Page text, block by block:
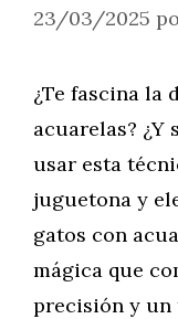
23/03/2025
¿Te fascina la
acuarelas? ¿Y
usar esta
juguetona y
gatos con
mágica que
precisión y un